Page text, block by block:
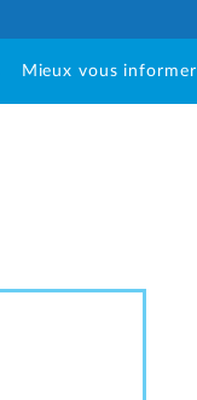
Mieux vous informer